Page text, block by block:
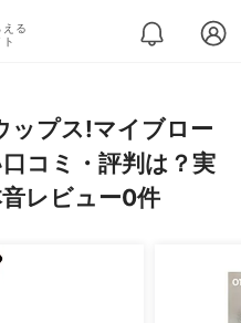
る
プス!マイブロー
コミ・評判は？実
レビュー0件